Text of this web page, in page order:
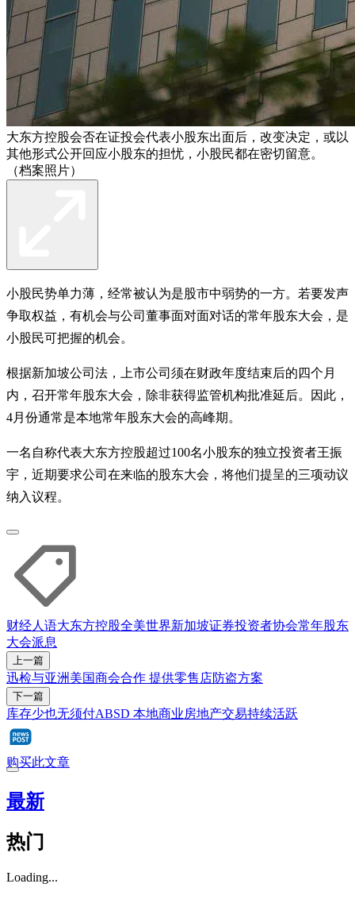
大东方控股会否在证投会代表小股东出面后，改变决定，或以
其他形式公开回应小股东的担忧，小股民都在密切留意。
（档案照片）
小股民势单力薄，经常被认为是股市中弱势的一方。若要发声
争取权益，有机会与公司董事面对面对话的常年股东大会，是
小股民可把握的机会。
根据新加坡公司法，上市公司须在财政年度结束后的四个月
内，召开常年股东大会，除非获得监管机构批准延后。因此，
4月份通常是本地常年股东大会的高峰期。
一名自称代表大东方控股超过100名小股东的独立投资者王振
宇，近期要求公司在来临的股东大会，将他们提呈的三项动议
纳入议程。
财经人语大东方控股全美世界新加坡证券投资者协会常年股东
大会派息
上一篇
迅检与亚洲美国商会合作 提供零售店防盗方案
下一篇
库存少也无须付ABSD 本地商业房地产交易持续活跃
购买此文章
最新
热门
Loading...